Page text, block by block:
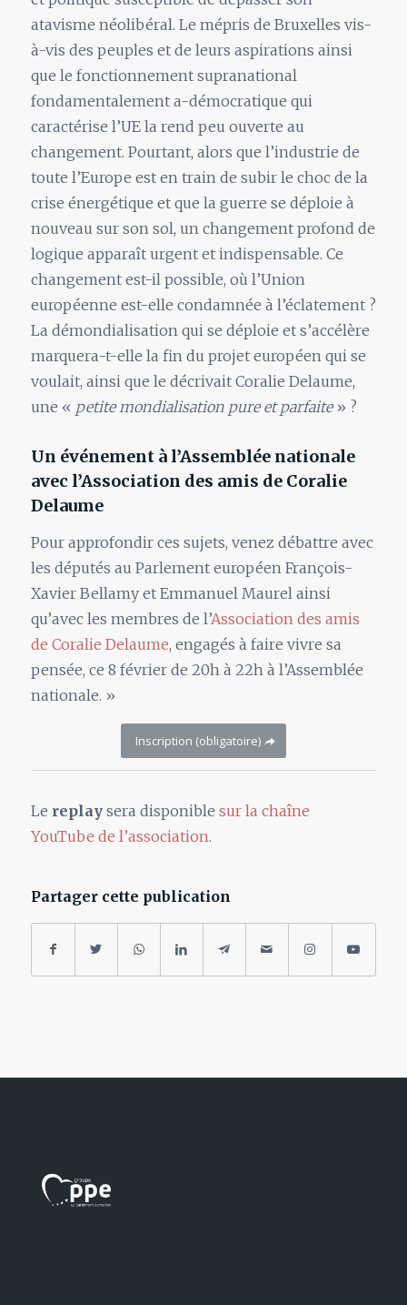
atavisme néolibéral. Le mépris de Bruxelles vis-
à-vis des peuples et de leurs aspirations ainsi
que le fonctionnement supranational
fondamentalement a-démocratique qui
caractérise l’UE la rend peu ouverte au
changement. Pourtant, alors que l’industrie de
toute l’Europe est en train de subir le choc de la
crise énergétique et que la guerre se déploie à
nouveau sur son sol, un changement profond de
logique apparaît urgent et indispensable. Ce
changement est-il possible, où l’Union
européenne est-elle condamnée à l’éclatement ?
La démondialisation qui se déploie et s’accélère
marquera-t-elle la fin du projet européen qui se
voulait, ainsi que le décrivait Coralie Delaume,
une « petite mondialisation pure et parfaite» ?
Un événement à l’Assemblée nationale
avec l’Association des amis de Coralie
Delaume
Pour approfondir ces sujets, venez débattre avec
les députés au Parlement européen François-
Xavier Bellamy et Emmanuel Maurel ainsi
qu’avec les membres de l’Association des amis
de Coralie Delaume, engagés à faire vivre sa
pensée, ce 8 février de 20h à 22h à l’Assemblée
nationale. »
Inscription (obligatoire)
Le replaysera disponible sur la chaîne
YouTube de l’association.
Partager cette publication